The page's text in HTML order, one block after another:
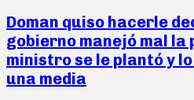
Doman quiso hacerle
gobierno manejó mal la
ministro se le plantó y
una media